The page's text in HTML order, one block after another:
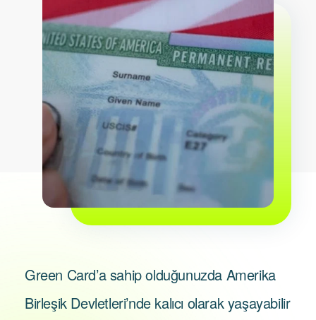
Green Card’a sahip olduğunuzda Amerika
Birleşik Devletleri’nde kalıcı olarak yaşayabilir